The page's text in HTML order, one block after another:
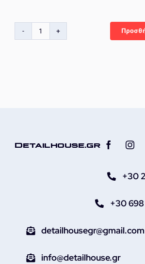
Gecko
Detailhouse.gr
+30
+30
detailhousegr@gmail.com
info@detailhouse.gr